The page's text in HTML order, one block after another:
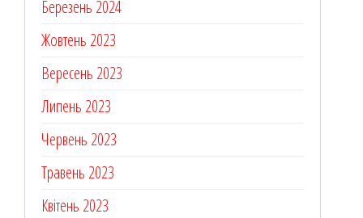
Березень 2024
Жовтень 2023
Вересень 2023
Липень 2023
Червень 2023
Травень 2023
Квітень 2023